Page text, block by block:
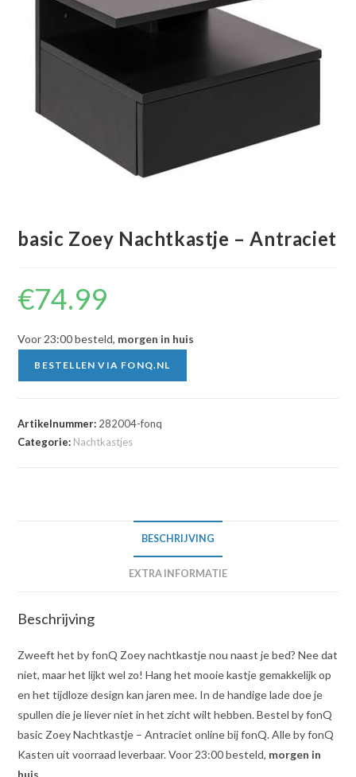
basic Zoey Nachtkastje – Antraciet
€74.99
Voor 23:00 besteld, morgen in huis
BESTELLEN VIA FONQ.NL
Artikelnummer: 282004-fonq
Categorie: Nachtkastjes
BESCHRIJVING
EXTRA INFORMATIE
Beschrijving
Zweeft het by fonQ Zoey nachtkastje nou naast je bed? Nee dat
niet, maar het lijkt wel zo! Hang het mooie kastje gemakkelijk op
en het tijdloze design kan jaren mee. In de handige lade doe je
spullen die je liever niet in het zicht wilt hebben. Bestel by fonQ
basic Zoey Nachtkastje – Antraciet online bij fonQ. Alle by fonQ
Kasten uit voorraad leverbaar. Voor 23:00 besteld, morgen in